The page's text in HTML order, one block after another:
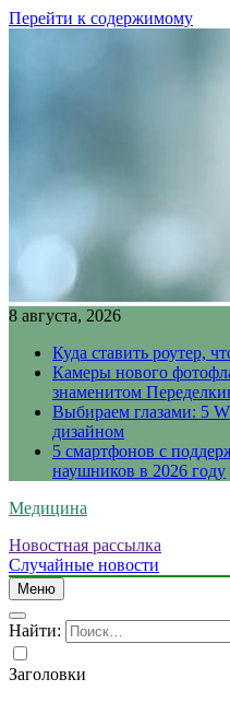
Перейти к содержимому
8 августа, 2026
Куда ставить роутер,
Камеры нового
знаменитом
Выбираем глазами: 5
дизайном
5 смартфонов с
наушников в 2026 году
Медицина
Новостная рассылка
Случайные новости
Меню
Найти:
Заголовки